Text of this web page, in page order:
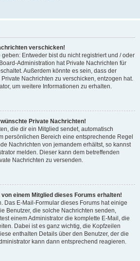
verschicken!
Entweder bist du nicht registriert und / oder
Administration hat Private Nachrichten für
Außerdem könnte es sein, dass der
Nachrichten zu verschicken, entzogen hat.
um weitere Informationen zu erhalten.
Private Nachrichten!
die dir ein Mitglied sendet, automatisch
persönlichen Bereich eine entsprechende Regel
Nachrichten von jemandem erhältst, so kannst
melden. Dieser kann dem betreffenden
Nachrichten zu versenden.
von einem Mitglied dieses Forums erhalten!
Das E-Mail-Formular dieses Forums hat einige
Benutzer, die solche Nachrichten senden,
einem Administrator die komplette E-Mail, die
Dabei ist es ganz wichtig, die Kopfzeilen
enthalten Details über den Benutzer, der die
kann dann entsprechend reagieren.